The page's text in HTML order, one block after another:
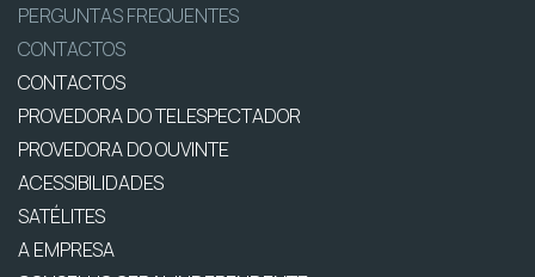
PERGUNTAS FREQUENTES
CONTACTOS
CONTACTOS
PROVEDORA DO TELESPECTADOR
PROVEDORA DO OUVINTE
ACESSIBILIDADES
SATÉLITES
A EMPRESA